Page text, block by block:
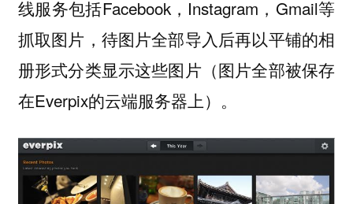
线服务包括Facebook，Instagram，Gmail等
抓取图片，待图片全部导入后再以平铺的相
册形式分类显示这些图片（图片全部被保存
在Everpix的云端服务器上）。